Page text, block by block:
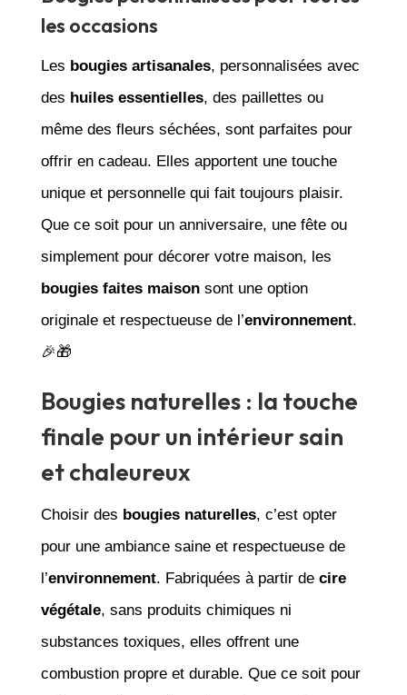
les occasions
Les bougies artisanales, personnalisées avec
des huiles essentielles, des paillettes ou
même des fleurs séchées, sont parfaites pour
offrir en cadeau. Elles apportent une touche
unique et personnelle qui fait toujours plaisir.
Que ce soit pour un anniversaire, une fête ou
simplement pour décorer votre maison, les
bougies faites maisonsont une option
originale et respectueuse de l’environnement.
🎉🎁
Bougies naturelles : la touche
finale pour un intérieur sain
et chaleureux
Choisir des bougies naturelles, c’est opter
pour une ambiance saine et respectueuse de
l’environnement. Fabriquées à partir de cire
végétale, sans produits chimiques ni
substances toxiques, elles offrent une
combustion propre et durable. Que ce soit pour